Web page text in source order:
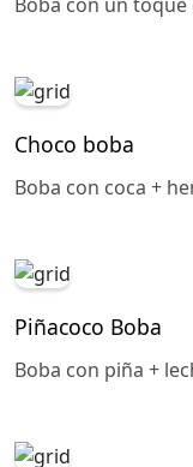
Boba con un toque
Choco boba
Boba con coca +
Piñacoco Boba
Boba con piña +